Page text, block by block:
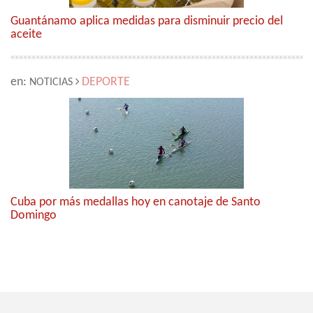
Guantánamo aplica medidas para disminuir precio del
aceite
en: NOTICIAS DEPORTE
Cuba por más medallas hoy en canotaje de Santo
Domingo